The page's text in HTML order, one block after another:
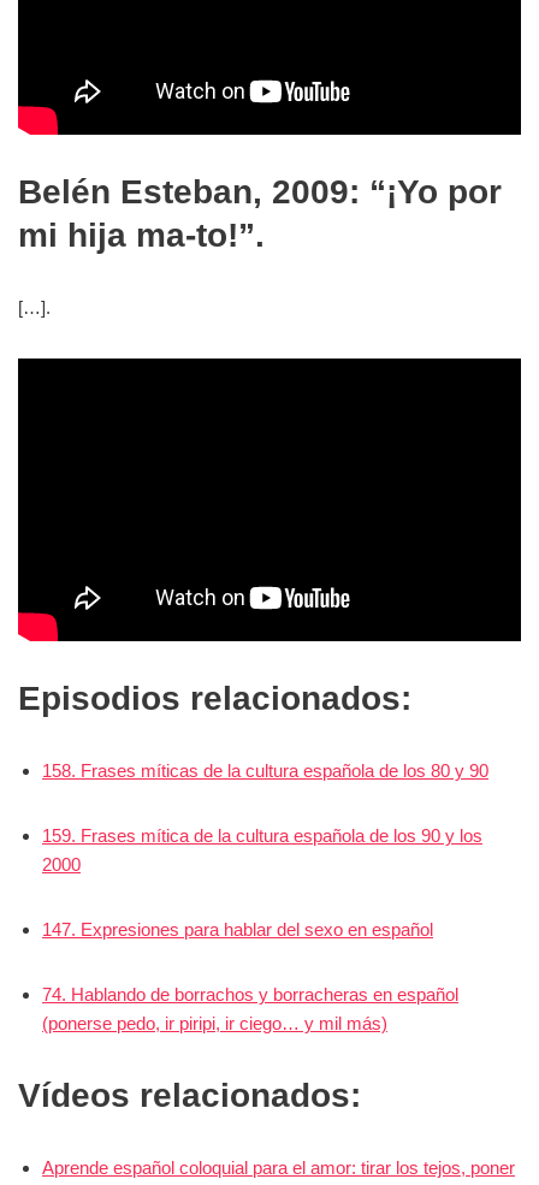
Belén Esteban, 2009: “¡Yo por
mi hija ma-to!”.
[…].
Episodios relacionados:
158. Frases míticas de la cultura española de los 80 y 90
159. Frases mítica de la cultura española de los 90 y los
2000
147. Expresiones para hablar del sexo en español
74. Hablando de borrachos y borracheras en español
(ponerse pedo, ir piripi, ir ciego… y mil más)
Vídeos relacionados:
Aprende español coloquial para el amor: tirar los tejos, poner